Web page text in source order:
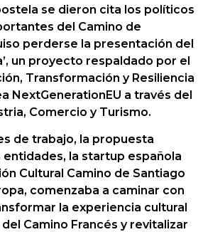
se dieron cita los políticos
del Camino de
perderse la presentación del
un proyecto respaldado por el
Transformación y Resiliencia
NextGenerationEU a través del
Comercio y Turismo.
de trabajo, la propuesta
la startup española
Cultural Camino de Santiago
comenzaba a caminar con
la experiencia cultural
Camino Francés y revitalizar